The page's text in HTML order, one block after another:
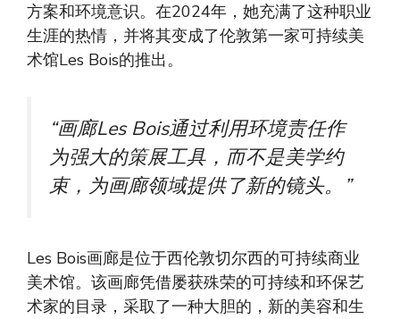
方案和环境意识。在2024年，她充满了这种职业
生涯的热情，并将其变成了伦敦第一家可持续美
术馆Les Bois的推出。
“画廊Les Bois通过利用环境责任作
为强大的策展工具，而不是美学约
束，为画廊领域提供了新的镜头。”
Les Bois画廊是位于西伦敦切尔西的可持续商业
美术馆。该画廊凭借屡获殊荣的可持续和环保艺
术家的目录，采取了一种大胆的，新的美容和生